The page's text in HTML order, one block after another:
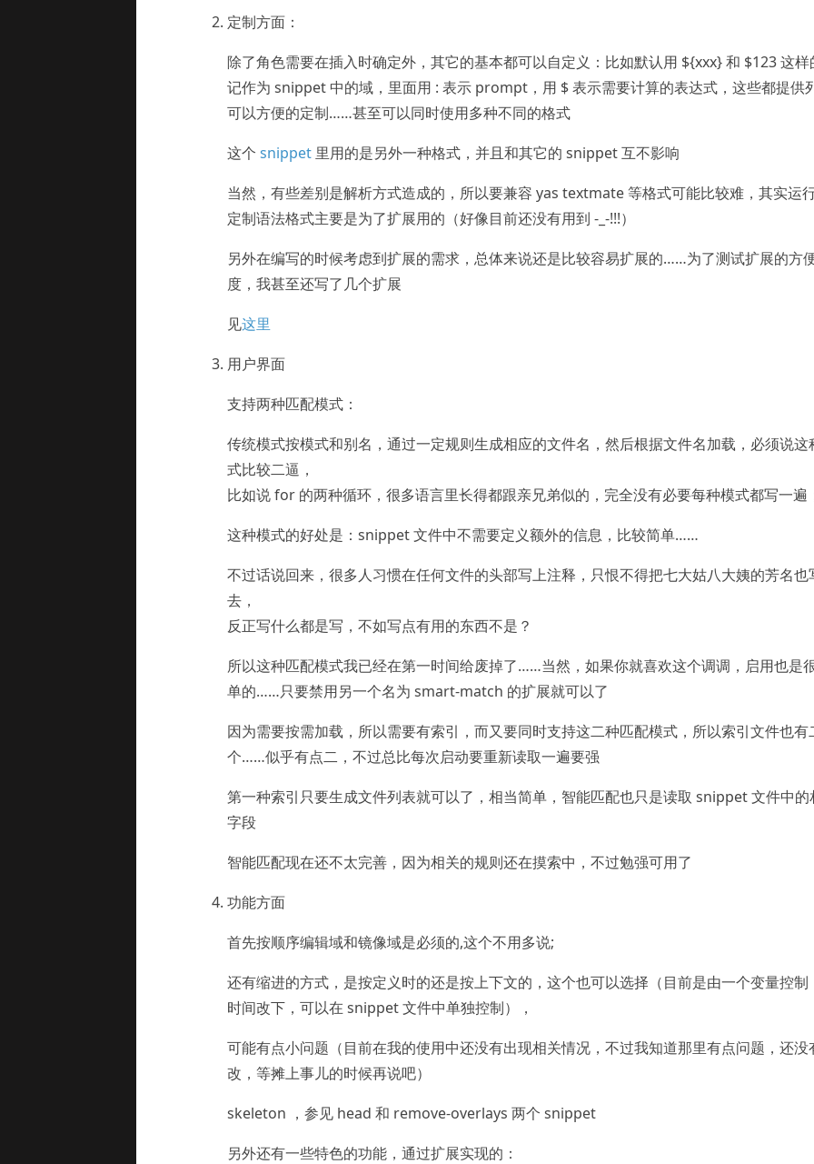
定制方面：
除了角色需要在插入时确定外，其它的基本都可以自定义：比如默认用 ${xxx} 和 $123 这样
记作为 snippet 中的域，里面用 : 表示 prompt，用 $ 表示需要计算的表达式，这些都提供
可以方便的定制……甚至可以同时使用多种不同的格式
这个 snippet里用的是另外一种格式，并且和其它的 snippet 互不影响
当然，有些差别是解析方式造成的，所以要兼容 yas textmate 等格式可能比较难，其实运
定制语法格式主要是为了扩展用的（好像目前还没有用到 -_-!!!）
另外在编写的时候考虑到扩展的需求，总体来说还是比较容易扩展的……为了测试扩展的方
度，我甚至还写了几个扩展
见这里
用户界面
支持两种匹配模式：
传统模式按模式和别名，通过一定规则生成相应的文件名，然后根据文件名加载，必须说这
式比较二逼，
比如说 for 的两种循环，很多语言里长得都跟亲兄弟似的，完全没有必要每种模式都写一遍
这种模式的好处是：snippet 文件中不需要定义额外的信息，比较简单……
不过话说回来，很多人习惯在任何文件的头部写上注释，只恨不得把七大姑八大姨的芳名也
去，
反正写什么都是写，不如写点有用的东西不是？
所以这种匹配模式我已经在第一时间给废掉了……当然，如果你就喜欢这个调调，启用也是
单的……只要禁用另一个名为 smart-match 的扩展就可以了
因为需要按需加载，所以需要有索引，而又要同时支持这二种匹配模式，所以索引文件也有
个……似乎有点二，不过总比每次启动要重新读取一遍要强
第一种索引只要生成文件列表就可以了，相当简单，智能匹配也只是读取 snippet 文件中的
字段
智能匹配现在还不太完善，因为相关的规则还在摸索中，不过勉强可用了
功能方面
首先按顺序编辑域和镜像域是必须的,这个不用多说;
还有缩进的方式，是按定义时的还是按上下文的，这个也可以选择（目前是由一个变量控制
时间改下，可以在 snippet 文件中单独控制），
可能有点小问题（目前在我的使用中还没有出现相关情况，不过我知道那里有点问题，还没
改，等摊上事儿的时候再说吧）
skeleton ，参见 head 和 remove-overlays 两个 snippet
另外还有一些特色的功能，通过扩展实现的：